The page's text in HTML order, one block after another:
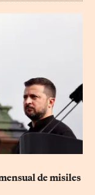
de misiles